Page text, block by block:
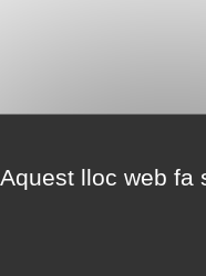
Aquest lloc web fa